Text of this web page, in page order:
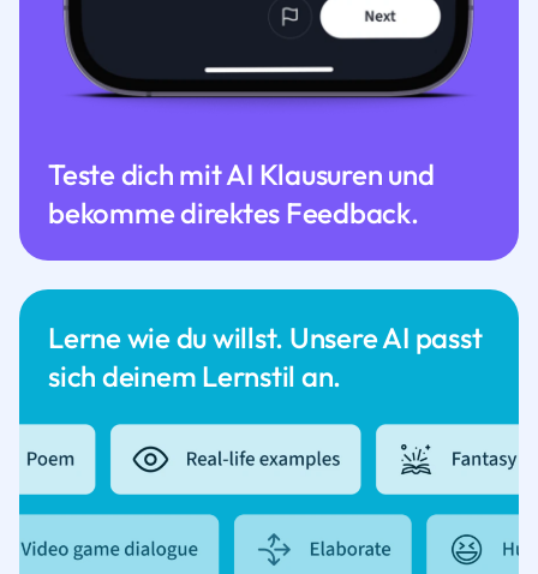
Lerne wie du willst. Unsere AI passt
sich deinem Lernstil an.
Teste dich mit AI Klausuren und
bekomme direktes Feedback.